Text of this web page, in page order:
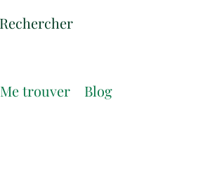
Me trouver Blog